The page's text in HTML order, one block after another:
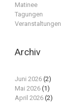
Matinee
Tagungen
Veranstaltungen
Archiv
Juni 2026 (2)
Mai 2026 (1)
April 2026 (2)